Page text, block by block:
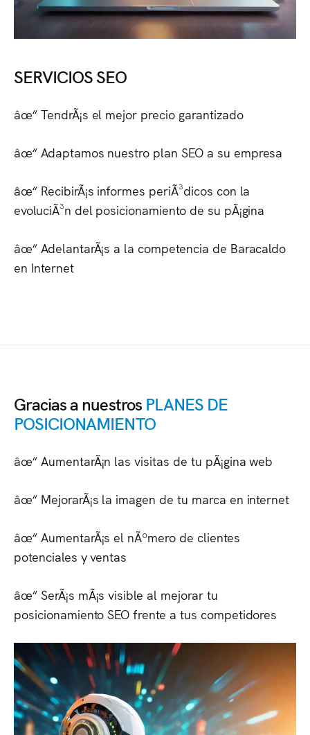
SERVICIOS SEO
âœ“ TendrÃ¡s el mejor precio garantizado
âœ“ Adaptamos nuestro plan SEO a su empresa
âœ“ RecibirÃ¡s informes periÃ³dicos con la
evoluciÃ³n del posicionamiento de su pÃ¡gina
âœ“ AdelantarÃ¡s a la competencia de Baracaldo
en Internet
Gracias a nuestros PLANES DE
POSICIONAMIENTO
âœ“ AumentarÃ¡n las visitas de tu pÃ¡gina web
âœ“ MejorarÃ¡s la imagen de tu marca en internet
âœ“ AumentarÃ¡s el nÃºmero de clientes
potenciales y ventas
âœ“ SerÃ¡s mÃ¡s visible al mejorar tu
posicionamiento SEO frente a tus competidores